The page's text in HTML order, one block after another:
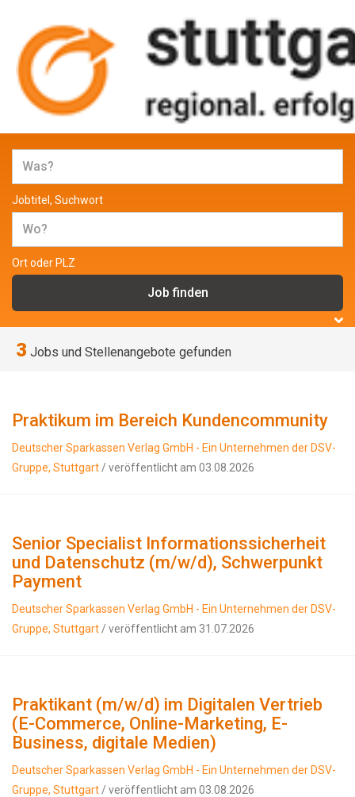
Jobs und Stellenangebote in
Stuttgart
Jobtitel, Suchwort
Ort oder PLZ
3 Jobs und Stellenangebote gefunden
Praktikum im Bereich Kundencommunity
Deutscher Sparkassen Verlag GmbH - Ein Unternehmen der DSV-
Gruppe, Stuttgart / veröffentlicht am 03.08.2026
Senior Specialist Informationssicherheit
und Datenschutz (m/w/d), Schwerpunkt
Payment
Deutscher Sparkassen Verlag GmbH - Ein Unternehmen der DSV-
Gruppe, Stuttgart / veröffentlicht am 31.07.2026
Praktikant (m/w/d) im Digitalen Vertrieb
(E-Commerce, Online-Marketing, E-
Business, digitale Medien)
Deutscher Sparkassen Verlag GmbH - Ein Unternehmen der DSV-
Gruppe, Stuttgart / veröffentlicht am 03.08.2026